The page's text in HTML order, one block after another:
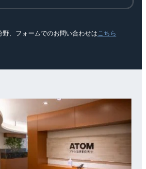
野、フォームでのお問い合わせは こちら